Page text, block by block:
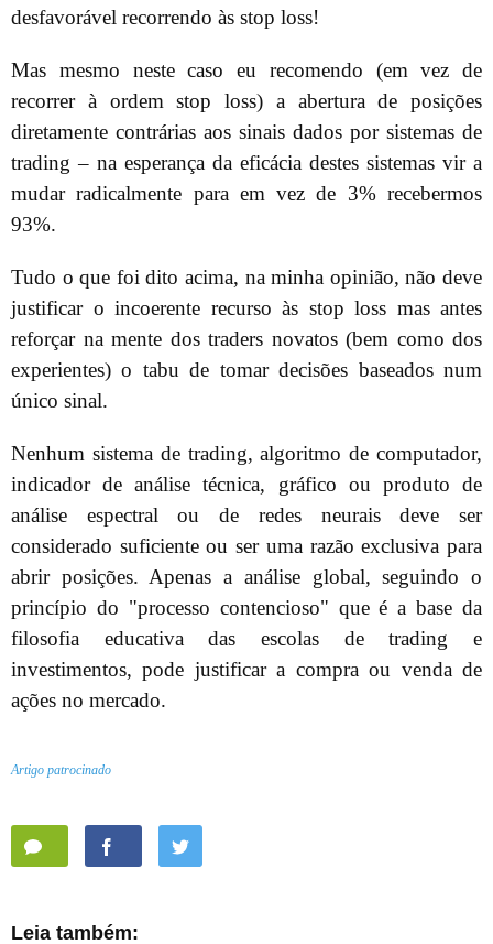
desfavorável recorrendo às stop loss!
Mas mesmo neste caso eu recomendo (em vez de
recorrer à ordem stop loss) a abertura de posições
diretamente contrárias aos sinais dados por sistemas de
trading – na esperança da eficácia destes sistemas vir a
mudar radicalmente para em vez de 3% recebermos
93%.
Tudo o que foi dito acima, na minha opinião, não deve
justificar o incoerente recurso às stop loss mas antes
reforçar na mente dos traders novatos (bem como dos
experientes) o tabu de tomar decisões baseados num
único sinal.
Nenhum sistema de trading, algoritmo de computador,
indicador de análise técnica, gráfico ou produto de
análise espectral ou de redes neurais deve ser
considerado suficiente ou ser uma razão exclusiva para
abrir posições. Apenas a análise global, seguindo o
princípio do "processo contencioso" que é a base da
filosofia educativa das escolas de trading e
investimentos, pode justificar a compra ou venda de
ações no mercado.
Artigo patrocinado
Leia também: